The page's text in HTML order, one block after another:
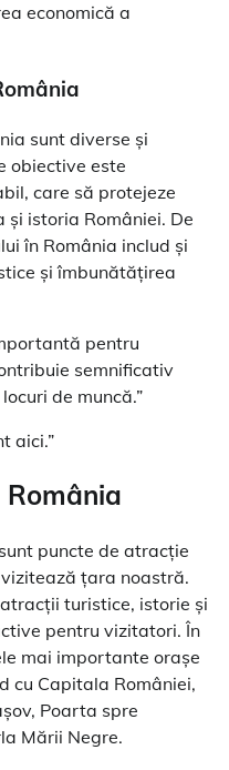
economică a
sunt diverse și
obiective este
care să protejeze
și istoria României. De
în România includ și
și îmbunătățirea
pentru
semnificativ
de muncă.”
aici.”
puncte de atracție
țara noastră.
turistice, istorie și
pentru vizitatori. În
mai importante orașe
cu Capitala României,
Poarta spre
Mării Negre.